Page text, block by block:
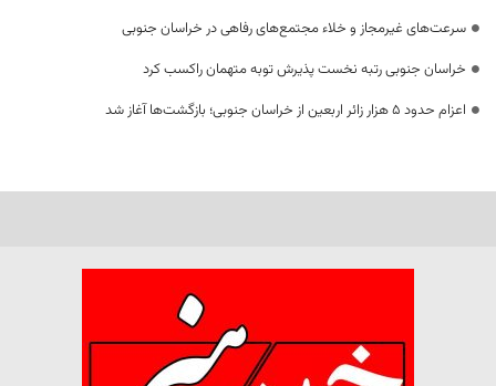
سرعت‌های غیرمجاز و خلاء مجتمع‌های رفاهی در خراسان جنوبی
خراسان جنوبی رتبه نخست پذیرش توبه متهمان راکسب کرد
اعزام حدود 5 هزار زائر اربعین از خراسان جنوبی؛ بازگشت‌ها آغاز شد